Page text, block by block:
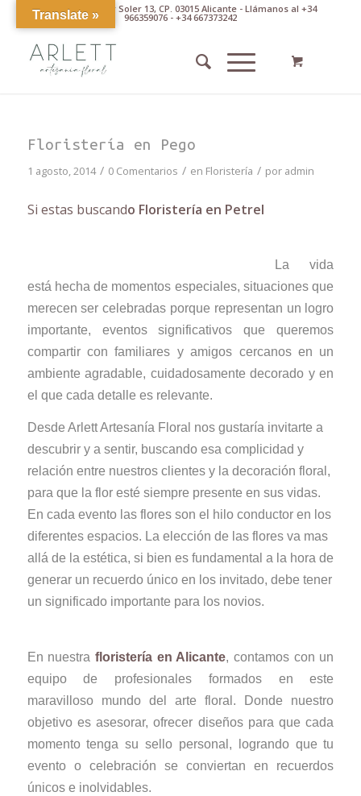
Av. Pintor Xavier Soler 13, CP. 03015 Alicante - Llámanos al +34
966359076 - +34 667373242
Floristería en Pego
1 agosto, 2014 / 0 Comentarios / en Floristería / por admin
Si estas buscando Floristería en Petrel
La vida
está hecha de momentos especiales, situaciones que
merecen ser celebradas porque representan un logro
importante, eventos significativos que queremos
compartir con familiares y amigos cercanos en un
ambiente agradable, cuidadosamente decorado y en
el que cada detalle es relevante.
Desde Arlett Artesanía Floral nos gustaría invitarte a
descubrir y a sentir, buscando esa complicidad y
relación entre nuestros clientes y la decoración floral,
para que la flor esté siempre presente en sus vidas.
En cada evento las flores son el hilo conductor en los
diferentes espacios. La elección de las flores va mas
allá de la estética, si bien es fundamental a la hora de
generar un recuerdo único en los invitado, debe tener
un significado importante para los novios.
En nuestra floristería en Alicante, contamos con un
equipo de profesionales formados en este
maravilloso mundo del arte floral. Donde nuestro
objetivo es asesorar, ofrecer diseños para que cada
momento tenga su sello personal, logrando que tu
evento o celebración se conviertan en recuerdos
únicos e inolvidables.
Translate »